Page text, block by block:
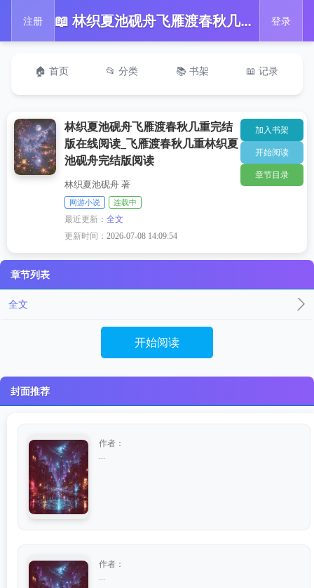
注册 📖 林织夏池砚舟飞雁渡春秋几重完结版在线阅读_飞雁渡春秋几重林织夏池砚舟完结版阅读 登录
🏠 首页 📂 分类 📚 书架 📖 记录
林织夏池砚舟飞雁渡春秋几重完结
版在线阅读_飞雁渡春秋几重林织夏
池砚舟完结版阅读
林织夏池砚舟 著
网游小说 连载中
最近更新：全文
更新时间：2026-07-08 14:09:54
加入书架
开始阅读
章节目录
章节列表
全文
开始阅读
封面推荐
作者：
作者：